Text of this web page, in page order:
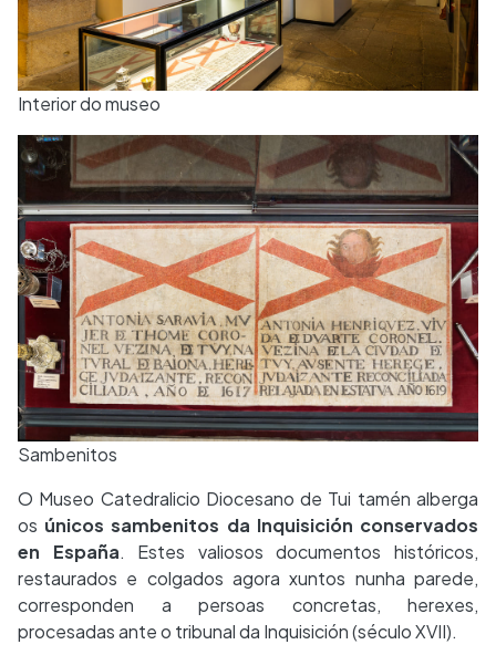
Interior do museo
Sambenitos
O Museo Catedralicio Diocesano de Tui tamén alberga
os únicos sambenitos da Inquisición conservados
en España. Estes valiosos documentos históricos,
restaurados e colgados agora xuntos nunha parede,
corresponden a persoas concretas, herexes,
procesadas ante o tribunal da Inquisición (século XVII).